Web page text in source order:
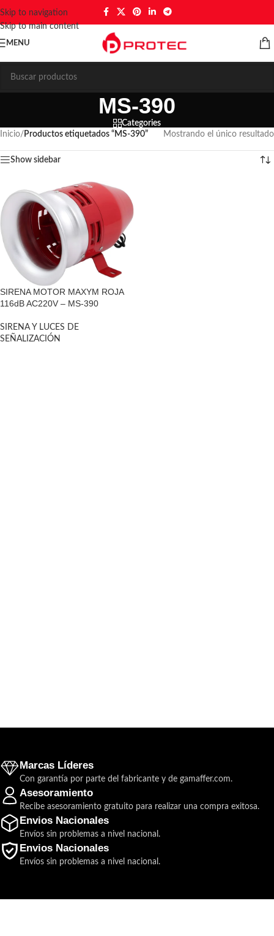
Skip to navigation
Skip to main content
MENU
MS-390
Categories
Inicio/ Productos etiquetados “MS-390” Mostrando el único resultado
Show sidebar
SIRENA MOTOR MAXYM ROJA
116dB AC220V – MS-390
SIRENA Y LUCES DE
SEÑALIZACIÓN
Marcas Líderes
Con garantía por parte del fabricante y de gamaffer.com.
Asesoramiento
Recibe asesoramiento gratuito para realizar una compra exitosa.
Envios Nacionales
Envíos sin problemas a nivel nacional.
Envios Nacionales
Envíos sin problemas a nivel nacional.